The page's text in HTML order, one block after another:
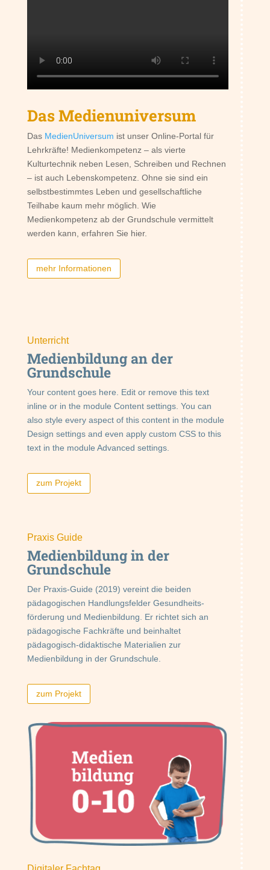
Das Medienuniversum
Das MedienUniversum ist unser Online-Portal für
Lehrkräfte! Medienkompetenz – als vierte
Kulturtechnik neben Lesen, Schreiben und Rechnen
– ist auch Lebenskompetenz. Ohne sie sind ein
selbstbestimmtes Leben und gesellschaftliche
Teilhabe kaum mehr möglich. Wie
Medienkompetenz ab der Grundschule vermittelt
werden kann, erfahren Sie hier.
mehr Informationen
Unterricht
Medienbildung an der
Grundschule
Your content goes here. Edit or remove this text
inline or in the module Content settings. You can
also style every aspect of this content in the module
Design settings and even apply custom CSS to this
text in the module Advanced settings.
zum Projekt
Praxis Guide
Medienbildung in der
Grundschule
Der Praxis-Guide (2019) vereint die beiden
pädagogischen Handlungsfelder Gesundheits-
förderung und Medienbildung. Er richtet sich an
pädagogische Fachkräfte und beinhaltet
pädagogisch-didaktische Materialien zur
Medienbildung in der Grundschule.
zum Projekt